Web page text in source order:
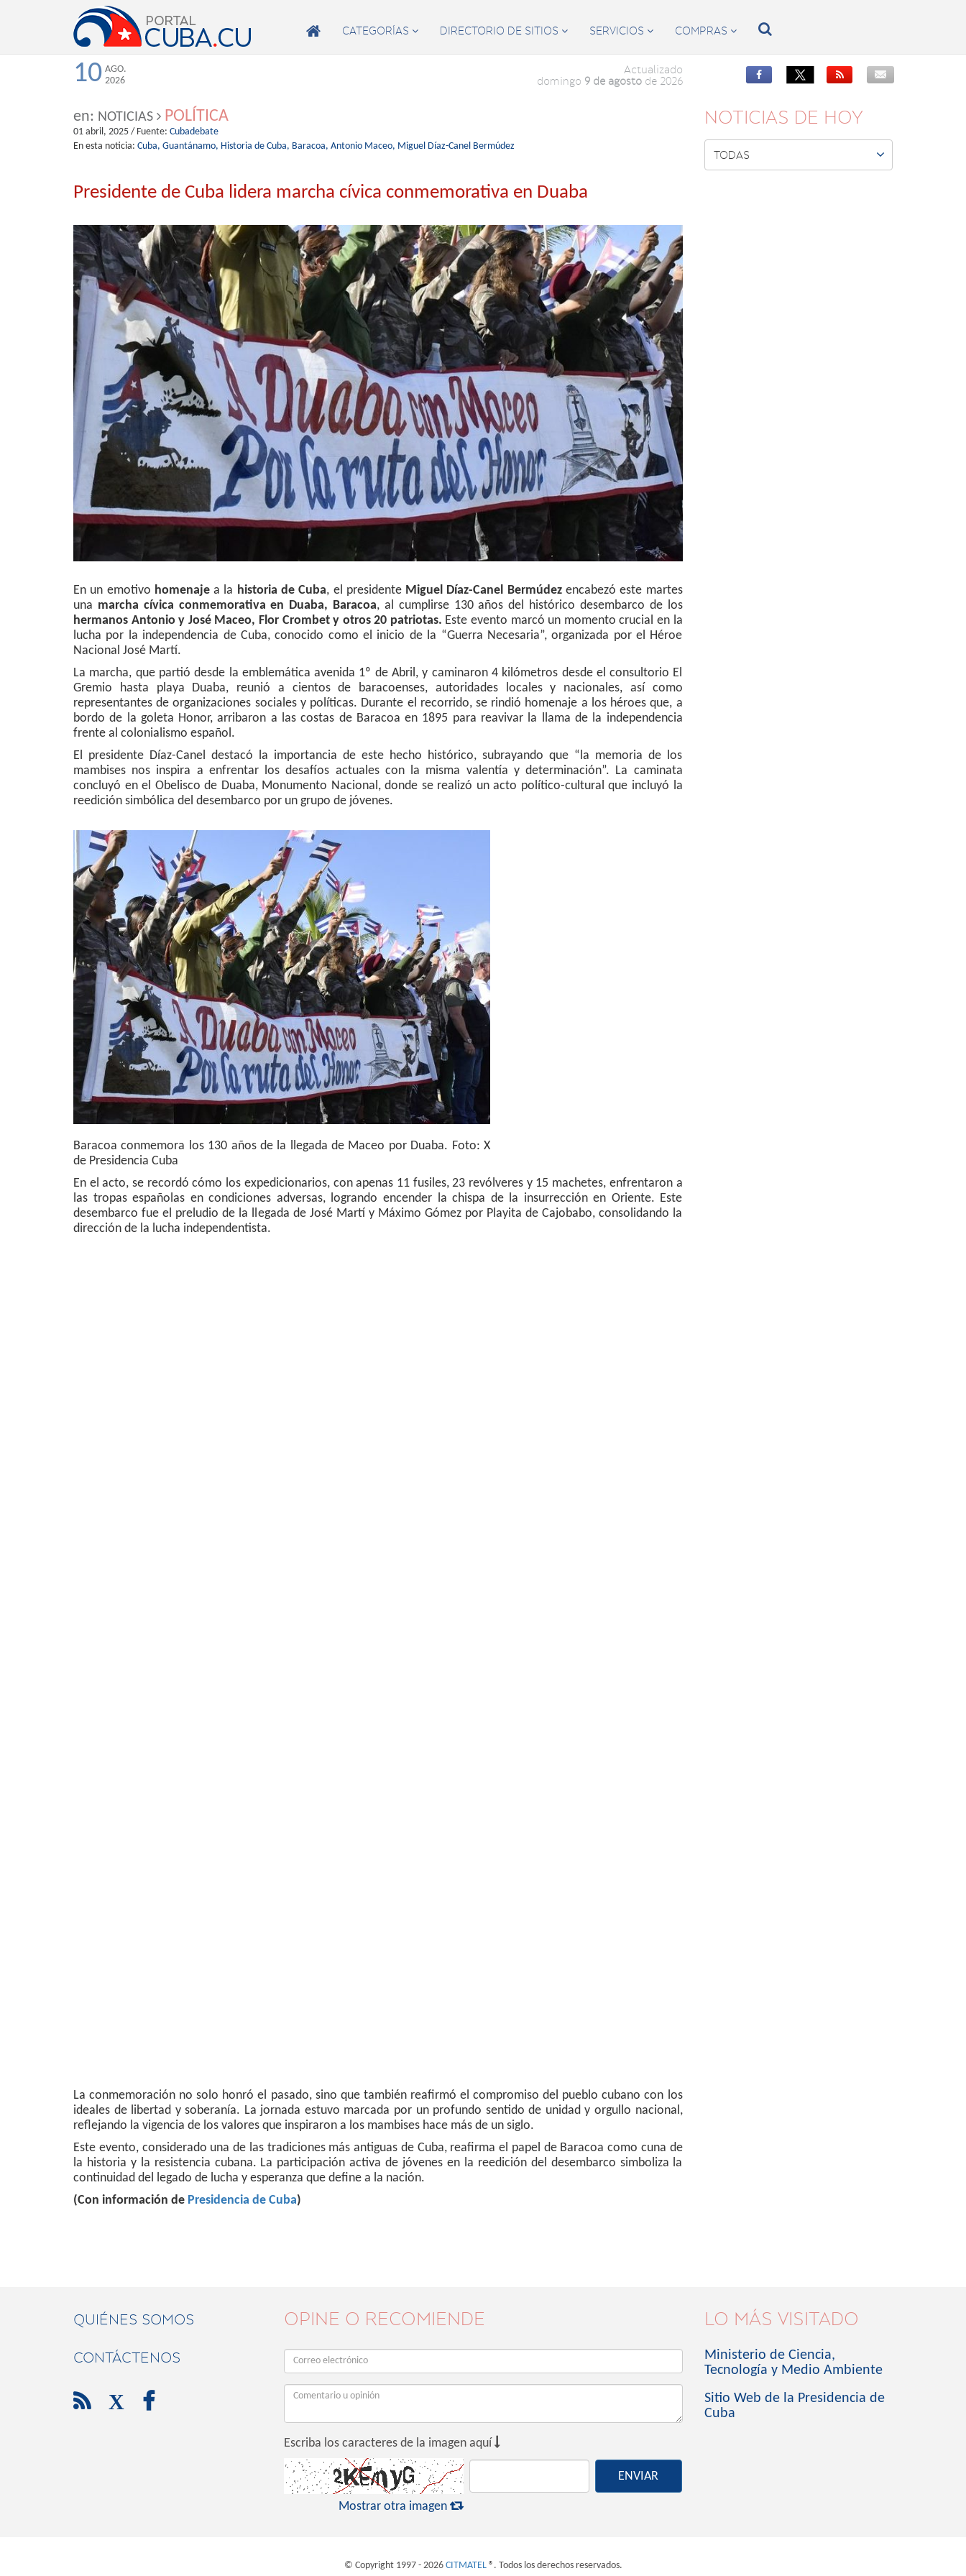
 CATEGORÍAS  DIRECTORIO DE SITIOS  SERVICIOS  COMPRAS  
10 AGO.
2026
Actualizado
domingo 9 de agostode 2026


en: NOTICIAS POLÍTICA
01 abril, 2025 / Fuente: Cubadebate
En esta noticia: Cuba, Guantánamo, Historia de Cuba, Baracoa, Antonio Maceo, Miguel Díaz-Canel Bermúdez
Presidente de Cuba lidera marcha cívica conmemorativa en Duaba
En un emotivo homenajea la historia de Cuba, el presidente Miguel Díaz-Canel Bermúdezencabezó este martes
una marcha cívica conmemorativa en Duaba, Baracoa, al cumplirse 130 años del histórico desembarco de los
hermanos Antonio y José Maceo, Flor Crombet y otros 20 patriotas. Este evento marcó un momento crucial en la
lucha por la independencia de Cuba, conocido como el inicio de la “Guerra Necesaria”, organizada por el Héroe
Nacional José Martí.
La marcha, que partió desde la emblemática avenida 1º de Abril, y caminaron 4 kilómetros desde el consultorio El
Gremio hasta playa Duaba, reunió a cientos de baracoenses, autoridades locales y nacionales, así como
representantes de organizaciones sociales y políticas. Durante el recorrido, se rindió homenaje a los héroes que, a
bordo de la goleta Honor, arribaron a las costas de Baracoa en 1895 para reavivar la llama de la independencia
frente al colonialismo español.
El presidente Díaz-Canel destacó la importancia de este hecho histórico, subrayando que “la memoria de los
mambises nos inspira a enfrentar los desafíos actuales con la misma valentía y determinación”. La caminata
concluyó en el Obelisco de Duaba, Monumento Nacional, donde se realizó un acto político-cultural que incluyó la
reedición simbólica del desembarco por un grupo de jóvenes.
Baracoa conmemora los 130 años de la llegada de Maceo por Duaba. Foto: X
de Presidencia Cuba
En el acto, se recordó cómo los expedicionarios, con apenas 11 fusiles, 23 revólveres y 15 machetes, enfrentaron a
las tropas españolas en condiciones adversas, logrando encender la chispa de la insurrección en Oriente. Este
desembarco fue el preludio de la llegada de José Martí y Máximo Gómez por Playita de Cajobabo, consolidando la
dirección de la lucha independentista.
La conmemoración no solo honró el pasado, sino que también reafirmó el compromiso del pueblo cubano con los
ideales de libertad y soberanía. La jornada estuvo marcada por un profundo sentido de unidad y orgullo nacional,
reflejando la vigencia de los valores que inspiraron a los mambises hace más de un siglo.
Este evento, considerado una de las tradiciones más antiguas de Cuba, reafirma el papel de Baracoa como cuna de
la historia y la resistencia cubana. La participación activa de jóvenes en la reedición del desembarco simboliza la
continuidad del legado de lucha y esperanza que define a la nación.
(Con información de Presidencia de Cuba)
NOTICIAS DE HOY
TODAS 
QUIÉNES SOMOS
CONTÁCTENOS
 X 
OPINE O RECOMIENDE
Escriba los caracteres de la imagen aquí 
Mostrar otra imagen 
ENVIAR
LO MÁS VISITADO
Ministerio de Ciencia,
Tecnología y Medio Ambiente
Sitio Web de la Presidencia de
Cuba
© Copyright 1997 - 2026 CITMATEL®. Todos los derechos reservados.